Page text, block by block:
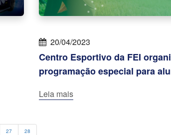
20/04/2023
Centro Esportivo da FEI
programação especial para
Leia mais
27 28